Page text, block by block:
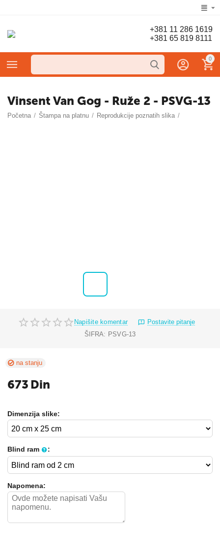
+381 11 286 1619
+381 65 819 8111
0
Vinsent Van Gog - Ruže 2 - PSVG-13
Početna / Štampa na platnu / Reprodukcije poznatih slika /
Napišite komentar
Postavite pitanje
ŠIFRA: PSVG-13
na stanju
673 Din
Dimenzija slike:
Blind ram :
Napomena: